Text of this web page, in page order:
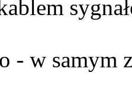
- w samym